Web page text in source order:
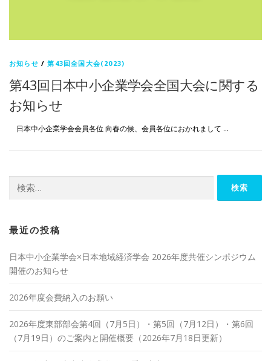
お知らせ /第43回全国大会(2023)
第43回日本中小企業学会全国大会に関する
お知らせ
日本中小企業学会会員各位 向春の候、会員各位におかれまして …
索:
最近の投稿
日本中小企業学会×日本地域経済学会 2026年度共催シンポジウム
開催のお知らせ
2026年度会費納入のお願い
2026年度東部部会第4回（7月5日）・第5回（7月12日）・第6回
（7月19日）のご案内と開催概要（2026年7月18日更新）